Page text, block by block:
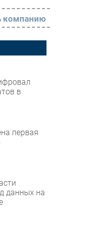
компанию
в
первая
данных на